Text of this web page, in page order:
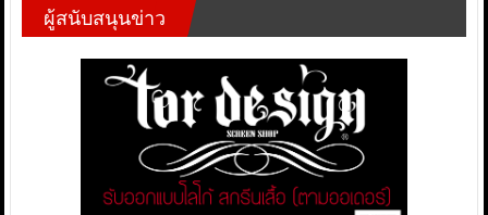
ผู้สนับสนุนข่าว